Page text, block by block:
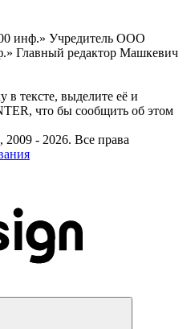
инф.» Учредитель ООО
Главный редактор Машкевич
тексте, выделите её и
что бы сообщить об этом
- 2026. Все права